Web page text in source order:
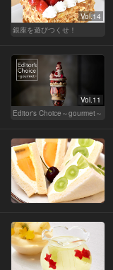
Vol.14
銀座を遊びつくせ！
Vol.11
Editor's Choice～gourmet～